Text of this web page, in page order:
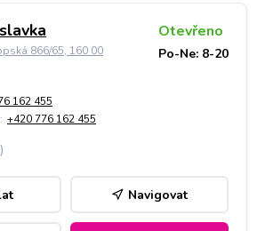
866/65, 160 00
Otevřeno
Po-Ne: 8-20
162 455
+420 776 162 455
)
Navigovat